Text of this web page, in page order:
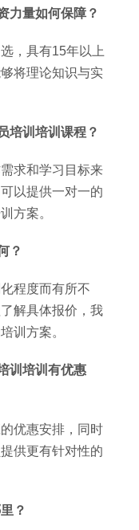
力量如何保障？
，具有15年以上
将理论知识与实
培训培训课程？
求和学习目标来
以提供一对一的
方案。
？
程度而有所不
解具体报价，我
训方案。
训培训有优惠
优惠安排，同时
供更有针对性的
？